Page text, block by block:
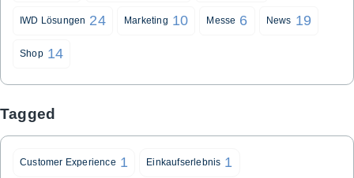
IWD Lösungen 24 Marketing 10 Messe 6 News 19
Shop 14
Tagged
Customer Experience 1 Einkaufserlebnis 1